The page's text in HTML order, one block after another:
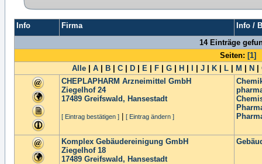
Info Firma
Info /
14 Einträge
Seiten: [1]
Alle
A B C D E F G H J K L M N
CHEPLAPHARM Arzneimittel GmbH
Ziegelhof 24
17489 Greifswald, Hansestadt
[ Eintrag bestätigen ] [ Eintrag ändern ]
Komplex Gebäudereinigung GmbH
Ziegelhof 18
17489 Greifswald, Hansestadt